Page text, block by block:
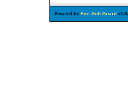
Powered by Fire-Soft-Board